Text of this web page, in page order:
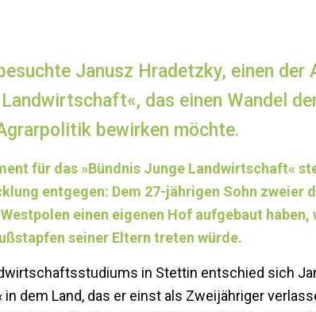
Janusz Hradetzky, ­einen der
Landwirtschaft«, das einen Wandel
bewirken möchte.
für das »Bündnis Junge Landwirtschaft«
entgegen: Dem 27-jährigen Sohn zweier
einen eigenen Hof aufgebaut haben,
seiner Eltern treten würde.
in Stettin entschied sich
dem Land, das er einst als Zweijähriger